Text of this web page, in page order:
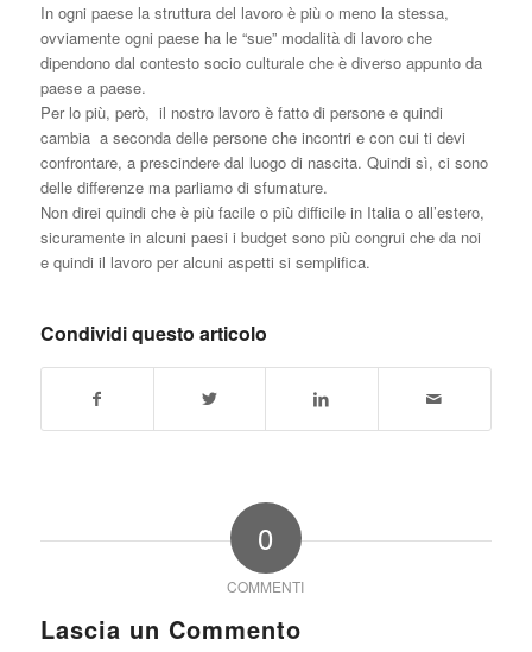
In ogni paese la struttura del lavoro è più o meno la stessa,
ovviamente ogni paese ha le “sue” modalità di lavoro che
dipendono dal contesto socio culturale che è diverso appunto da
paese a paese.
Per lo più, però, il nostro lavoro è fatto di persone e quindi
cambia a seconda delle persone che incontri e con cui ti devi
confrontare, a prescindere dal luogo di nascita. Quindi sì, ci sono
delle differenze ma parliamo di sfumature.
Non direi quindi che è più facile o più difficile in Italia o all’estero,
sicuramente in alcuni paesi i budget sono più congrui che da noi
e quindi il lavoro per alcuni aspetti si semplifica.
Condividi questo articolo
0
COMMENTI
Lascia un Commento